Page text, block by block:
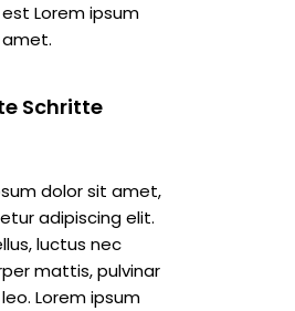
Lorem ipsum
Schritte
dolor sit amet,
adipiscing elit.
luctus nec
mattis, pulvinar
Lorem ipsum